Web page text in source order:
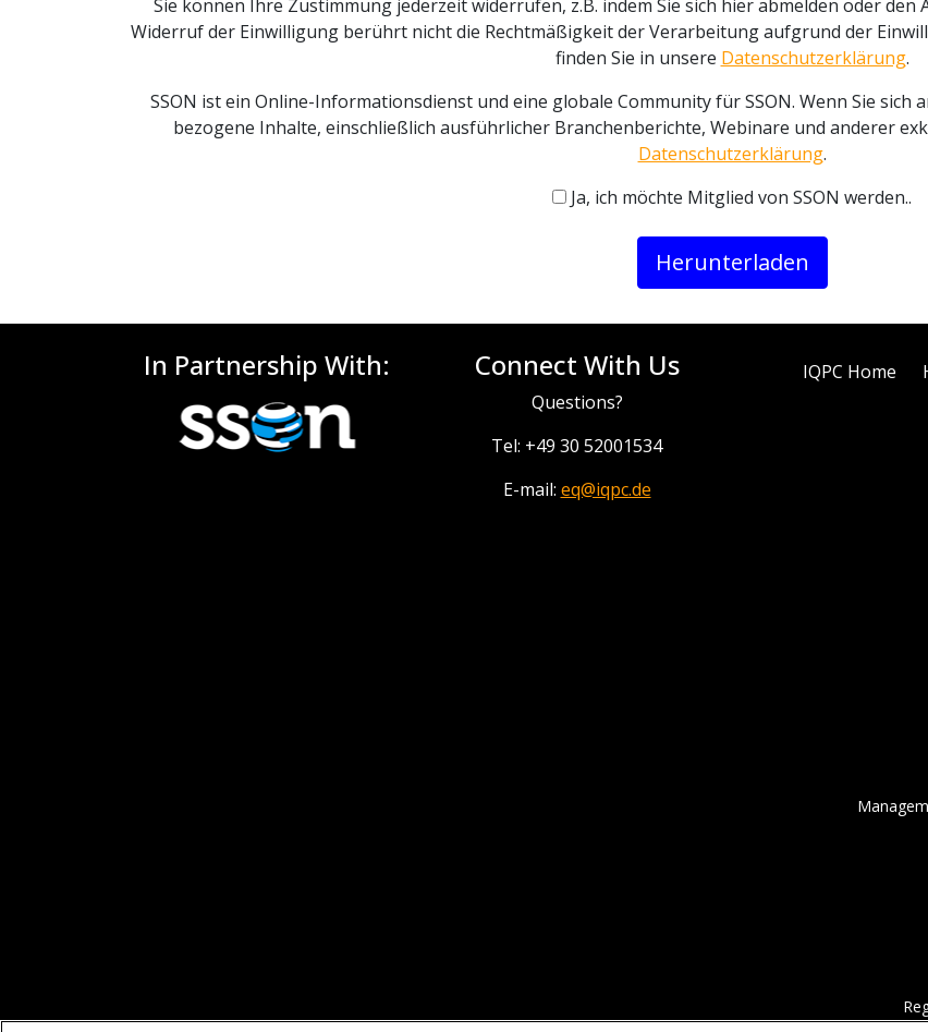
Sie können Ihre Zustimmung jederzeit widerrufen, z.B. indem Sie sich hier abmelden oder
Widerruf der Einwilligung berührt nicht die Rechtmäßigkeit der Verarbeitung aufgrund der
finden Sie in unsere Datenschutzerklärung.
SSON ist ein Online-Informationsdienst und eine globale Community für SSON. Wenn Sie sich
bezogene Inhalte, einschließlich ausführlicher Branchenberichte, Webinare und anderer
Datenschutzerklärung.
Ja, ich möchte Mitglied von SSON werden..
Herunterladen
In Partnership With: Connect With Us
Questions?
Tel: +49 30 52001534
E-mail: eq@iqpc.de
IQPC Home